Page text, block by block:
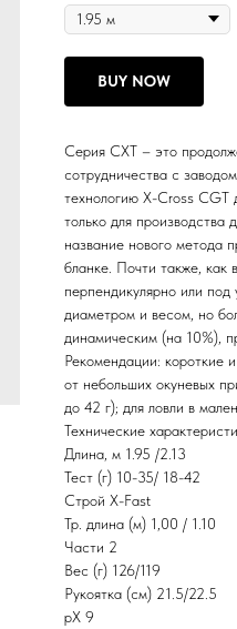
BUY NOW
Серия CXT – это
сотрудничества с
технологию X-Cross CGT
только для производства
название нового метода
бланке. Почти также, как
перпендикулярно или
диаметром и весом, но
динамическим (на 10%),
Рекомендации: короткие
от небольших окуневых
до 42 г); для ловли в
Технические
Длина, м 1.95 /2.13
Тест (г) 10-35/ 18-42
Строй X-Fast
Тр. длина (м) 1,00 / 1.10
Части 2
Вес (г) 126/119
Рукоятка (см) 21.5/22.5
pX 9